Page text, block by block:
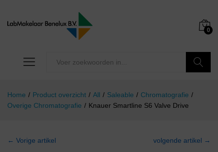
0
Home / Product overzicht / All / Saleable / Chromatografie /
Overige Chromatografie / Knauer Smartline S6 Valve Drive
← Vorige artikel volgende artikel →